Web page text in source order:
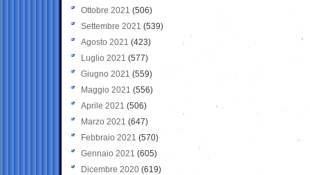
Ottobre 2021 (506)
Settembre 2021 (539)
Agosto 2021 (423)
Luglio 2021 (577)
Giugno 2021(559)
Maggio 2021 (556)
Aprile 2021 (506)
Marzo 2021 (647)
Febbraio 2021 (570)
Gennaio 2021 (605)
Dicembre 2020 (619)